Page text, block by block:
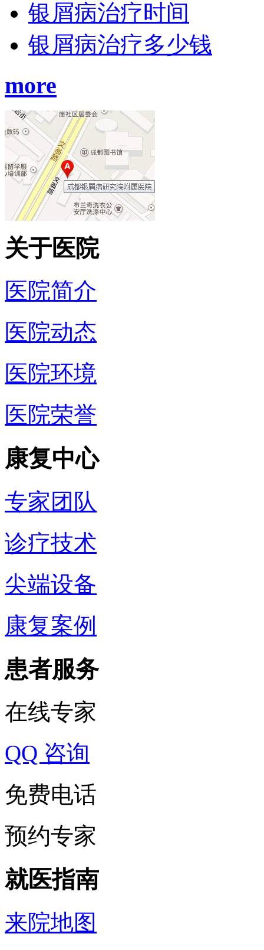
银屑病治疗时间
银屑病治疗多少钱
more
关于医院
医院简介
医院动态
医院环境
医院荣誉
康复中心
专家团队
诊疗技术
尖端设备
康复案例
患者服务
在线专家
QQ 咨询
免费电话
预约专家
就医指南
来院地图